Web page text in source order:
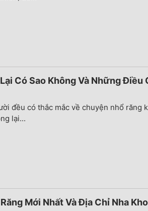
Có Sao Không Và Những Điều
đều có thắc mắc về chuyện nhổ răng
lại...
Mới Nhất Và Địa Chỉ Nha